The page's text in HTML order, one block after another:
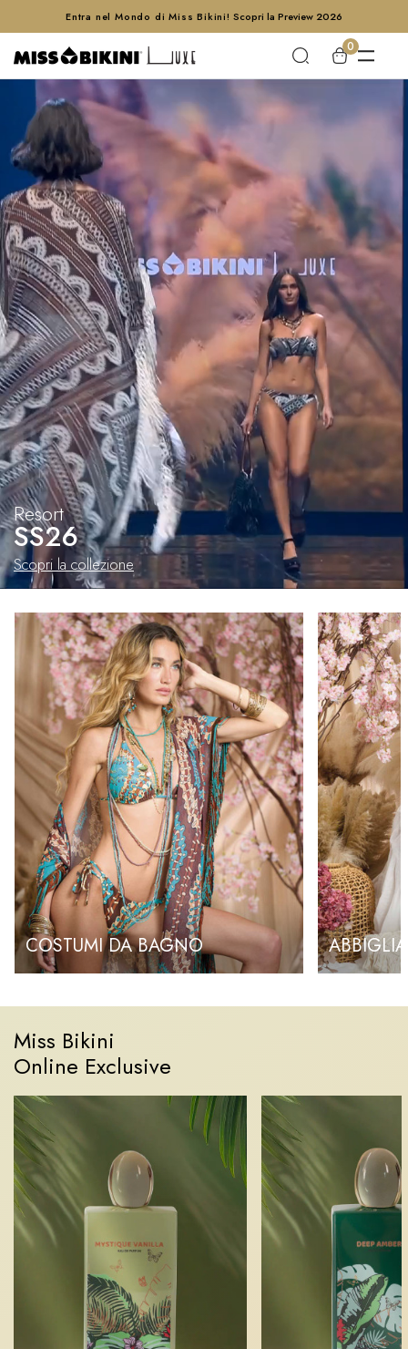
Entra nel Mondo di Miss Bikini! Scopri la Preview 2026
0
Resort
SS26
Scopri la collezione
COSTUMI DA BAGNO
Miss Bikini
Online Exclusive